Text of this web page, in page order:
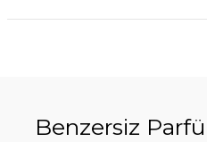
Benzersiz